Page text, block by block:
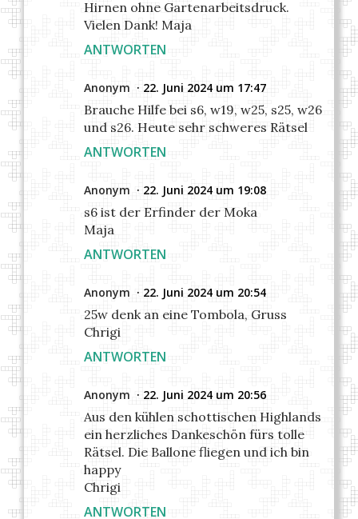
Hirnen ohne Gartenarbeitsdruck.
Vielen Dank! Maja
ANTWORTEN
Anonym 22. Juni 2024 um 17:47
Brauche Hilfe bei s6, w19, w25, s25, w26
und s26. Heute sehr schweres Rätsel
ANTWORTEN
Anonym 22. Juni 2024 um 19:08
s6 ist der Erfinder der Moka
Maja
ANTWORTEN
Anonym 22. Juni 2024 um 20:54
25w denk an eine Tombola, Gruss
Chrigi
ANTWORTEN
Anonym 22. Juni 2024 um 20:56
Aus den kühlen schottischen Highlands
ein herzliches Dankeschön fürs tolle
Rätsel. Die Ballone fliegen und ich bin
happy
Chrigi
ANTWORTEN